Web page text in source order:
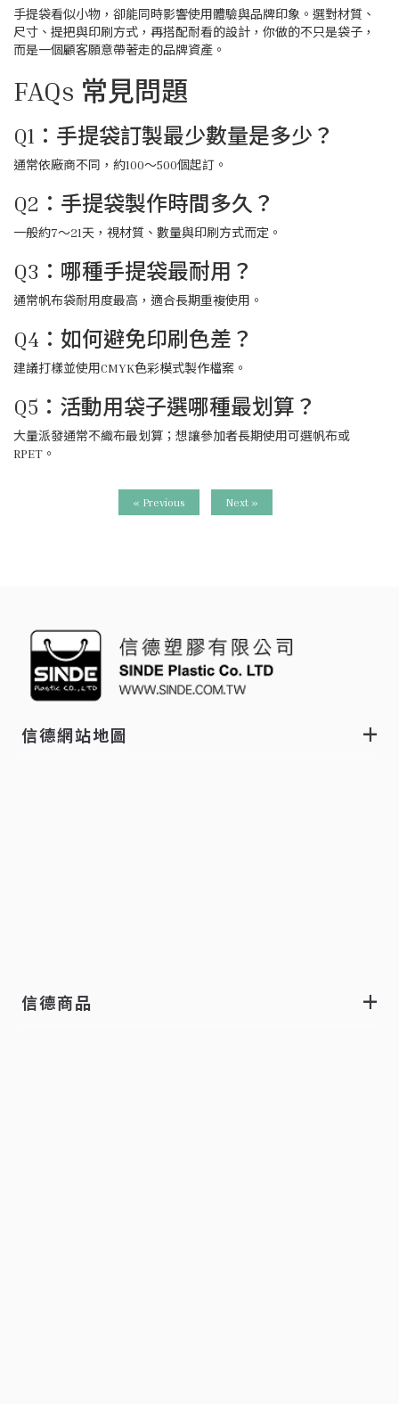
手提袋看似小物，卻能同時影響使用體驗與品牌印象。選對材質、
尺寸、提把與印刷方式，再搭配耐看的設計，你做的不只是袋子，
而是一個顧客願意帶著走的品牌資產。
FAQs 常見問題
Q1：手提袋訂製最少數量是多少？
通常依廠商不同，約100～500個起訂。
Q2：手提袋製作時間多久？
一般約7～21天，視材質、數量與印刷方式而定。
Q3：哪種手提袋最耐用？
通常帆布袋耐用度最高，適合長期重複使用。
Q4：如何避免印刷色差？
建議打樣並使用CMYK色彩模式製作檔案。
Q5：活動用袋子選哪種最划算？
大量派發通常不織布最划算；想讓參加者長期使用可選帆布或
RPET。
« Previous Next »
信德網站地圖
信德商品